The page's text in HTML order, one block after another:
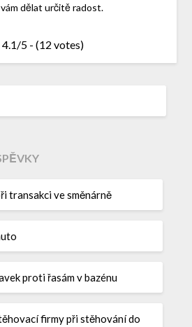
dělat určitě radost.
4.1/5 - (12 votes)
transakci ve směnárně
proti řasám v bazénu
firmy při stěhování do